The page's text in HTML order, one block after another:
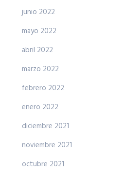
junio 2022
mayo 2022
abril 2022
marzo 2022
febrero 2022
enero 2022
diciembre 2021
noviembre 2021
octubre 2021